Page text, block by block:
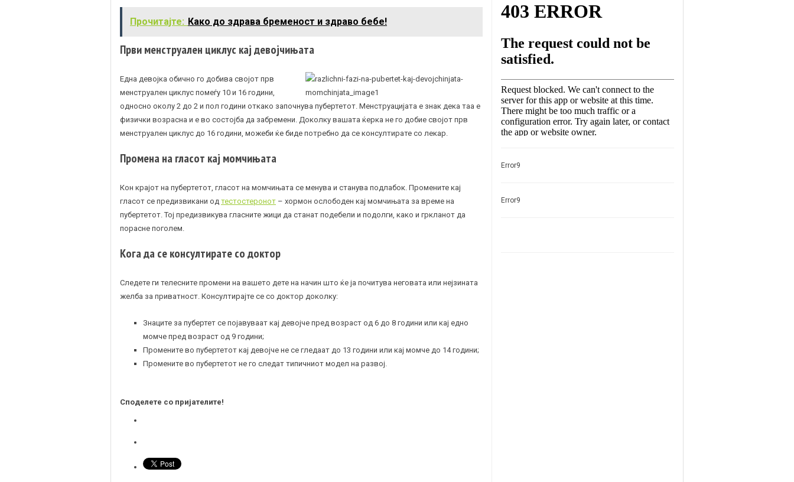
Прочитајте: Како до здрава бременост и здраво бебе!
Први менструален циклус кај девојчињата
Една девојка обично го добива својот прв
менструален циклус помеѓу 10 и 16 години,
односно околу 2 до 2 и пол години откако започнува пубертетот. Менструацијата е знак дека таа е
физички возрасна и е во состојба да забремени. Доколку вашата ќерка не го добие својот прв
менструален циклус до 16 години, можеби ќе биде потребно да се консултирате со лекар.
Промена на гласот кај момчињата
Кон крајот на пубертетот, гласот на момчињата се менува и станува подлабок. Промените кај
гласот се предизвикани од тестостеронот – хормон ослободен кај момчињата за време на
пубертетот. Тој предизвикува гласните жици да станат подебели и подолги, како и гркланот да
порасне поголем.
Кога да се консултирате со доктор
Следете ги телесните промени на вашето дете на начин што ќе ја почитува неговата или нејзината
желба за приватност. Консултирајте се со доктор доколку:
Знаците за пубертет се појавуваат кај девојче пред возраст од 6 до 8 години или кај едно
момче пред возраст од 9 години;
Промените во пубертетот кај девојче не се гледаат до 13 години или кај момче до 14 години;
Промените во пубертетот не го следат типичниот модел на развој.
Споделете со пријателите!
Error9
Error9